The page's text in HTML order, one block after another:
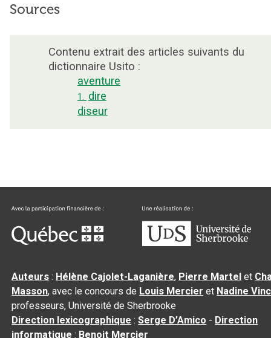
Sources
Contenu extrait des articles suivants du
dictionnaire Usito :
aventure
1. dire
diseur
Auteurs : Hélène Cajolet-Laganière, Pierre Martel et
Masson, avec le concours de Louis Mercier et Nadine
professeurs, Université de Sherbrooke
Direction lexicographique :Serge D’Amico - Direction
informatique : Benoit Mercier